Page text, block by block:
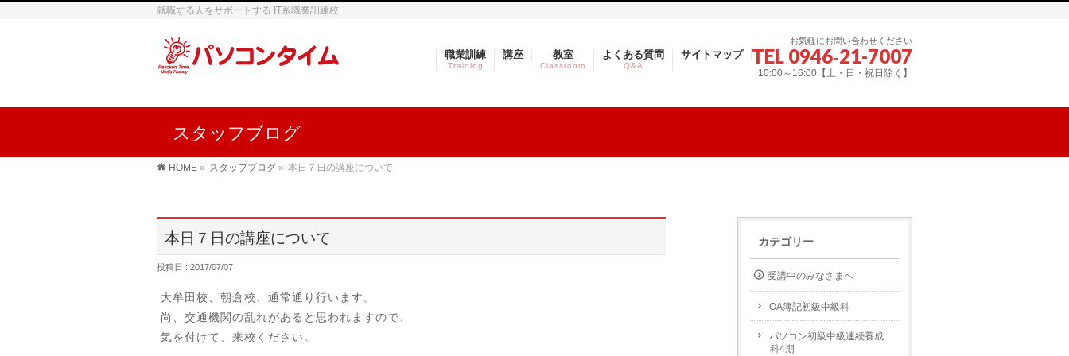
就職する人をサポートする IT系職業訓練校
お気軽にお問い合わせください
TEL 0946‐21-7007
10:00～16:00【土・日・祝日除く】
職業訓練
Training
講座 教室
Classroom
よくある質問
Q&A
サイトマップ
スタッフブログ
HOME » スタッフブログ » 本日７日の講座について
本日７日の講座について
投稿日 : 2017/07/07
大牟田校、朝倉校、通常通り行います。
尚、交通機関の乱れがあると思われますので、
気を付けて、来校ください。
カテゴリー
受講中のみなさまへ
OA簿記初級中級科
パソコン初級中級連続養成
科4期